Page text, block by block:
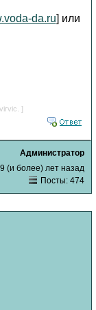
da.ru] или
]
Администратор
9 (и более) лет назад
Посты: 474